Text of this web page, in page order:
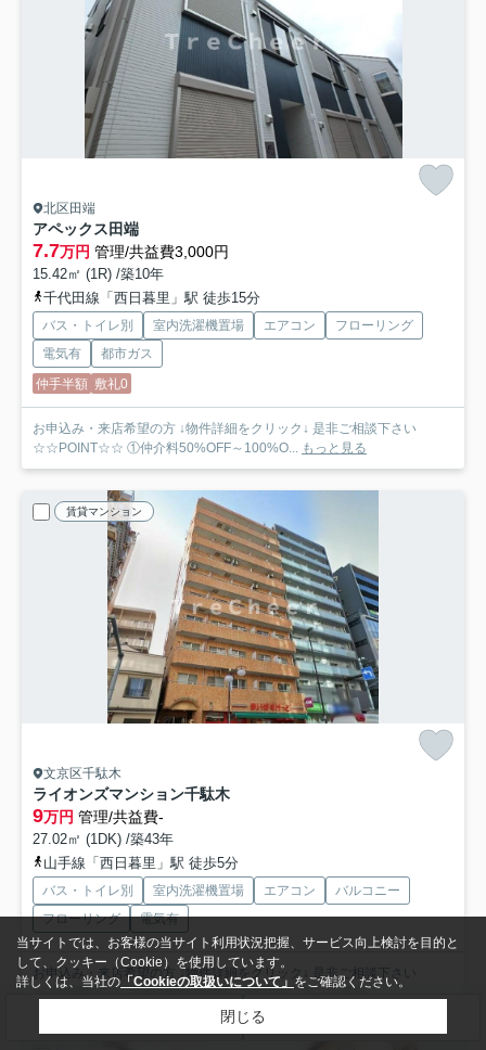
北区田端
アペックス田端
7.7万円 管理/共益費3,000円
15.42㎡ (1R) /築10年
千代田線「西日暮里」駅 徒歩15分
バス・トイレ別 室内洗濯機置場 エアコン
フローリング
電気有
都市ガス
仲手半額 敷礼0
お申込み・来店希望の方 ↓物件詳細をクリック↓ 是非ご相談下さい
☆☆POINT☆☆ ①仲介料50%OFF～100%O... もっと見る
賃貸マンション
文京区千駄木
ライオンズマンション千駄木
9万円 管理/共益費-
27.02㎡ (1DK) /築43年
山手線「西日暮里」駅 徒歩5分
バス・トイレ別 室内洗濯機置場 エアコン
バルコニー
フローリング
電気有
お申込み・来店希望の方 ↓物件詳細をクリック↓ 是非ご相談下さい
☆☆POINT☆☆ ①仲介料50%OFF～100%O...もっと見る
当サイトでは、お客様の当サイト利用状況把握、サービス向上検討を目的と
して、クッキー（Cookie）を使用しています。
詳しくは、当社の 「Cookieの取扱いについて」 をご確認ください。
閉じる